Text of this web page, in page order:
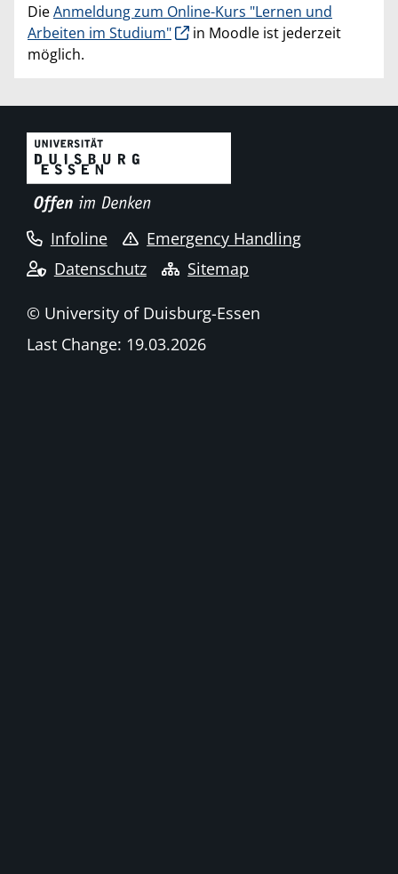
DieAnmeldung zum Online-Kurs "Lernen und
Arbeiten im Studium"
in Moodle ist jederzeit
möglich.
Infoline
Emergency Handling
Datenschutz
Sitemap
© University of Duisburg-Essen
Last Change: 19.03.2026